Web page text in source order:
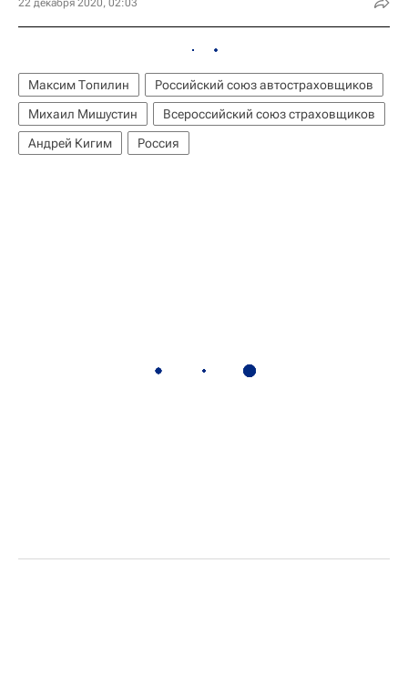
22 декабря 2020, 02:03
Максим Топилин
Российский союз автостраховщиков
Михаил Мишустин
Всероссийский союз страховщиков
Андрей Кигим
Россия